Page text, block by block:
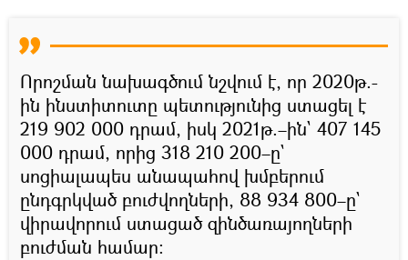
Որոշման նախագծում նշվում է, որ 2020թ.-
ին ինստիտուտը պետությունից ստացել է
219 902 000 դրամ, իսկ 2021թ.–ին` 407 145
000 դրամ, որից 318 210 200–ը`
սոցիալապես անապահով խմբերում
ընդգրկված բուժվողների, 88 934 800–ը`
վիրավորում ստացած զինծառայողների
բուժման համար։